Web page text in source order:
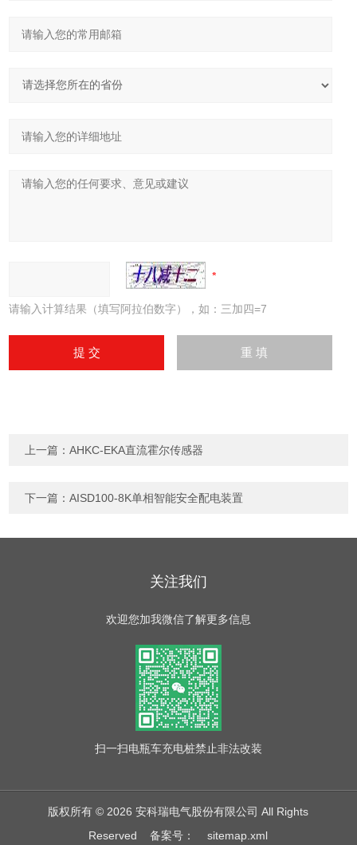
请输入计算结果（填写阿拉伯数字），如：三加四=7
上一篇：AHKC-EKA直流霍尔传感器
下一篇：AISD100-8K单相智能安全配电装置
关注我们
欢迎您加我微信了解更多信息
扫一扫电瓶车充电桩禁止非法改装
版权所有 © 2026 安科瑞电气股份有限公司 All Rights
Reserved备案号： sitemap.xml